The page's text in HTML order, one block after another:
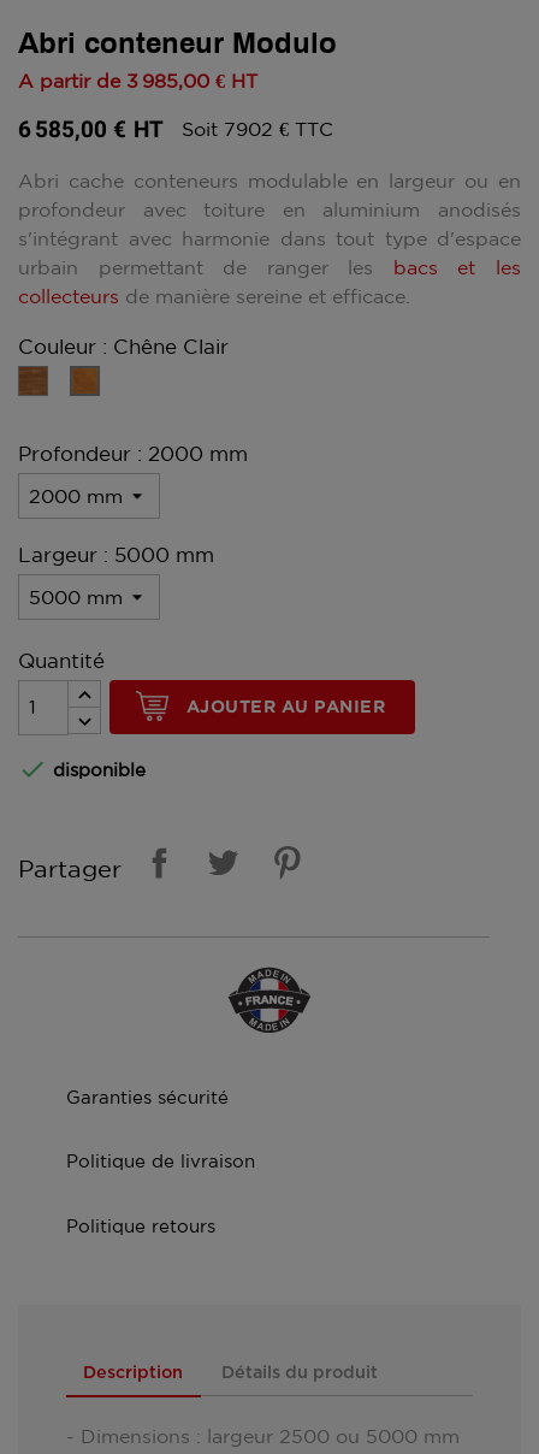
Abri conteneur Modulo
A partir de 3 985,00 € HT
6 585,00 € HT Soit 7902 € TTC
Abri cache conteneurs modulable en largeur ou en
profondeur avec toiture en aluminium anodisés
s'intégrant avec harmonie dans tout type d'espace
urbain permettant de ranger les bacs et les
collecteurs de manière sereine et efficace.
Couleur : Chêne Clair
Profondeur : 2000 mm
Largeur : 5000 mm
Quantité
AJOUTER AU PANIER
 disponible
Partager
Garanties sécurité
Politique de livraison
Politique retours
Description Détails du produit
- Dimensions : largeur 2500 ou 5000 mm